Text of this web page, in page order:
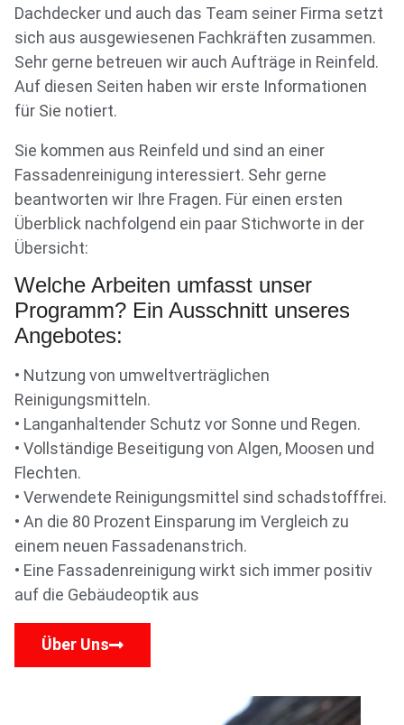
Dachdecker und auch das Team seiner Firma setzt
sich aus ausgewiesenen Fachkräften zusammen.
Sehr gerne betreuen wir auch Aufträge in Reinfeld.
Auf diesen Seiten haben wir erste Informationen
für Sie notiert.
Sie kommen aus Reinfeld und sind an einer
Fassadenreinigung interessiert. Sehr gerne
beantworten wir Ihre Fragen. Für einen ersten
Überblick nachfolgend ein paar Stichworte in der
Übersicht:
Welche Arbeiten umfasst unser
Programm? Ein Ausschnitt unseres
Angebotes:
• Nutzung von umweltverträglichen
Reinigungsmitteln.
• Langanhaltender Schutz vor Sonne und Regen.
• Vollständige Beseitigung von Algen, Moosen und
Flechten.
• Verwendete Reinigungsmittel sind schadstofffrei.
• An die 80 Prozent Einsparung im Vergleich zu
einem neuen Fassadenanstrich.
• Eine Fassadenreinigung wirkt sich immer positiv
auf die Gebäudeoptik aus
Über Uns